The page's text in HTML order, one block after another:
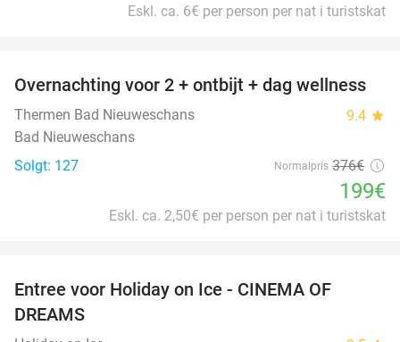
Eskl. ca. 6€ per person per nat i turistskat
47%
Overnachting voor 2 + ontbijt + dag wellness
Thermen Bad Nieuweschans 9.4 star
Bad Nieuweschans
Solgt: 127
Normalpris 376€
199€
Eskl. ca. 2,50€ per person per nat i turistskat
Entree voor Holiday on Ice - CINEMA OF
DREAMS